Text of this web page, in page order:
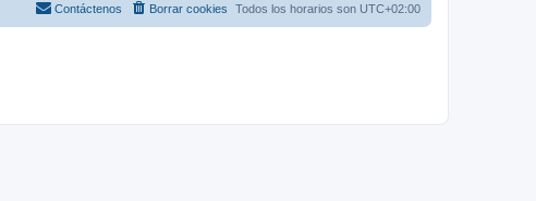
Todos los horarios son UTC+02:00
Borrar cookies
Contáctenos